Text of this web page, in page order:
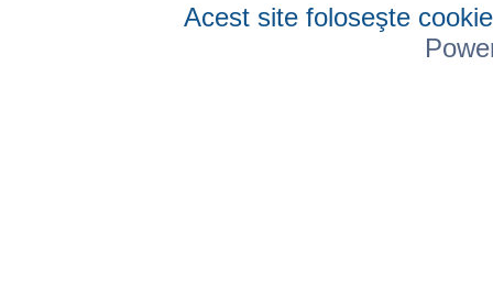
Acest site foloseşte